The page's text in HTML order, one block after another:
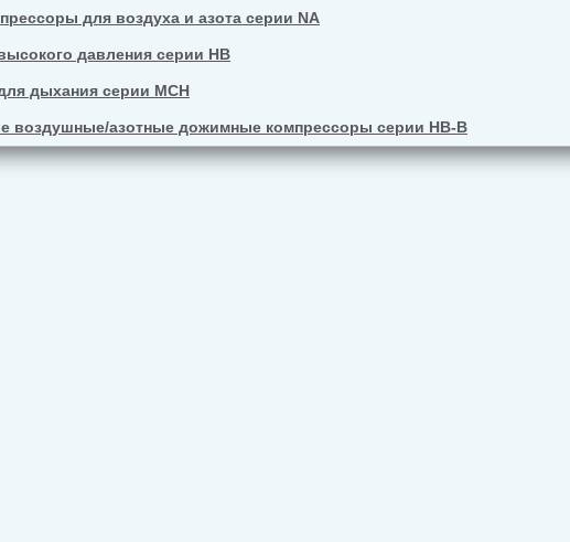
для воздуха и азота серии NA
давления серии HB
дыхания серии MCH
воздушные/азотные дожимные компрессоры серии HB-B